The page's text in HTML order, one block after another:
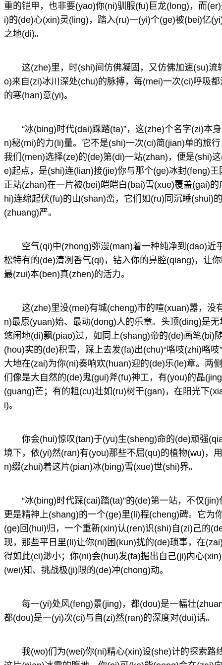
重的铠甲，也非要(yao)你(ni)驯服(fu)巨龙(long)，而
i)的(de)心(xin)灵(ling)，踏入(ru)一(yi)个(ge)被(bei)亿
之地(di)。
这(zhe)里，时(shi)间仿佛凝固，又仿佛加速(su)
o)来自(zi)冰川深处(chu)的脉搏，每(mei)一次(ci)呼吸
的寒(han)意(yi)。
“冰(bing)时代(dai)踩踏(ta)”，这(zhe)个名字(zi)本
n)秘(mi)的力(li)量。它不是(shi)一次(ci)简(jian)单的旅
我们(men)选择(ze)的(de)第(di)一站(zhan)，便是(shi)
e)起点，是(shi)连(lian)接(jie)你与那个(ge)冰封(feng)
正站(zhan)在一片被(bei)皑皑白(bai)雪(xue)覆盖(gai)
hi)连绵起伏(fu)的山(shan)峦，它们如(ru)同沉睡(shui)
(zhuang)严。
空气(qi)中(zhong)弥漫(man)着一种纯净到(dao)近
松特有的(de)清冽香气(qi)，钻入你的鼻腔(qiang)，让
最(zui)本(ben)真(zhen)的活力。
这(zhe)里没(mei)有城(cheng)市的喧(xuan)嚣，没
n)最原(yuan)始、最动(dong)人的乐章。头顶(ding)是
悠闲地(di)飘(piao)过，如同上(shang)帝的(de)画笔(bi)
(hou)实的(de)积雪，踩上去发(fa)出(chu)“咯吱(zhi)咯
大地在(zai)为你(ni)奏响欢(huan)迎的(de)乐(le)章。两
们像是大自然的(de)鬼(gui)斧(fu)神工，有(you)的晶
(guang)芒；有的粗(cu)壮如(ru)树干(gan)，在阳光下
i)。
你会(hui)惊叹(tan)于(yu)生(sheng)命的(de)顽强
境下，依(yi)然(ran)有(you)那些不屈(qu)的植物(wu)，
n)缀(zhui)着这片(pian)冰(bing)雪(xue)世(shi)界。
“冰(bing)时代踩(cai)踏(ta)”的(de)第一站，不仅
更是精神上(shang)的一个(ge)里(li)程(cheng)碑。它为
(ge)回(hui)归，一个重新(xin)认(ren)识(shi)自(zi)己的
现，那些平日里(li)让你(ni)困(kun)扰的(de)琐事，在
得如此(ci)渺小；你(ni)会(hui)发(fa)掘出自己(ji)内心
(wei)知、挑战极(ji)限的(de)冲(chong)动。
每一(yi)处风(feng)景(jing)，都(dou)是一幅壮
都(dou)是一(yi)次(ci)与自(zi)然(ran)的深度对(dui)话。
我(wo)们为(wei)你(ni)精心(xin)设(she)计的探索路